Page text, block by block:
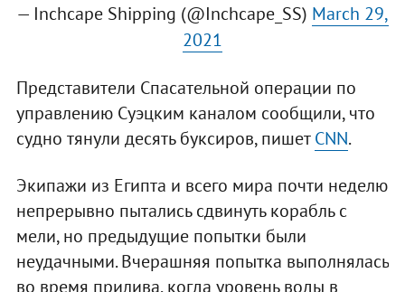
— Inchcape Shipping (@Inchcape_SS) March 29,
2021
Представители Спасательной операции по
управлению Суэцким каналом сообщили, что
судно тянули десять буксиров, пишетCNN.
Экипажи из Египта и всего мира почти неделю
непрерывно пытались сдвинуть корабль с
мели, но предыдущие попытки были
неудачными. Вчерашняя попытка выполнялась
во время прилива, когда уровень воды в